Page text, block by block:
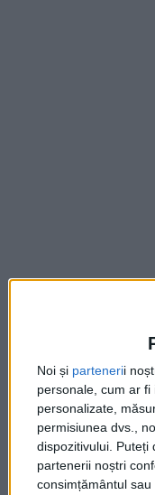
Noi și partenerii
personale, cum ar
personalizate,
permisiunea dvs.,
dispozitivului. Puteți
partenerii noștri
consimțământul